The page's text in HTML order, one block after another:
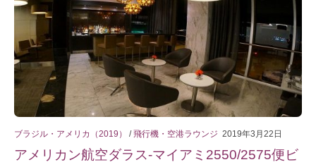
ブラジル・アメリカ（2019） /飛行機・空港ラウンジ 2019年3月22日
アメリカン航空ダラス-マイアミ2550/2575便ビ